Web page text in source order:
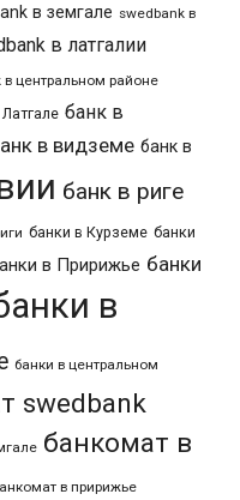
в земгале swedbank в
в латгалии
в центральном районе
банк в
в видземе банк в
банк в риге
банки в Курземе банки
в Пририжье банки
в
банки в центральном
swedbank
банкомат в
в пририжье